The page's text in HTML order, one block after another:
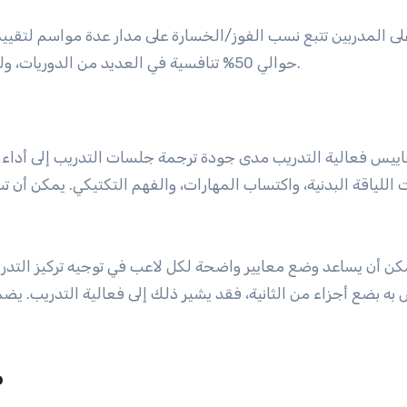
المدربين تتبع نسب الفوز/الخسارة على مدار عدة مواسم
حوالي 50% تنافسية في العديد من الدوريات، ولكن يمكن أن تختلف بناءً على مستوى الفريق والمنافسة.
فعالية التدريب مدى جودة ترجمة جلسات التدريب إلى
البدنية، واكتساب المهارات، والفهم التكتيكي. يمكن أن
أن يساعد وضع معايير واضحة لكل لاعب في توجيه تركيز
به بضع أجزاء من الثانية، فقد يشير ذلك إلى فعالية التدريب.